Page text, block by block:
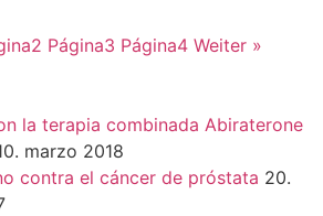
2 Página3 Página4 Weiter »
la terapia combinada Abiraterone
marzo 2018
contra el cáncer de próstata 20.